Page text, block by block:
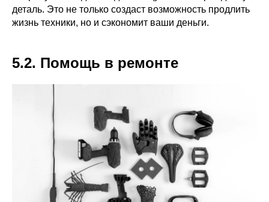
деталь. Это не только создаст возможность продлить
жизнь техники, но и сэкономит ваши деньги.
5.2. Помощь в ремонте